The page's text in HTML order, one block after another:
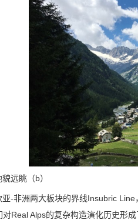
远眺（b）
-非洲两大板块的界线Insubric
Real Alps的复杂构造演化历史形